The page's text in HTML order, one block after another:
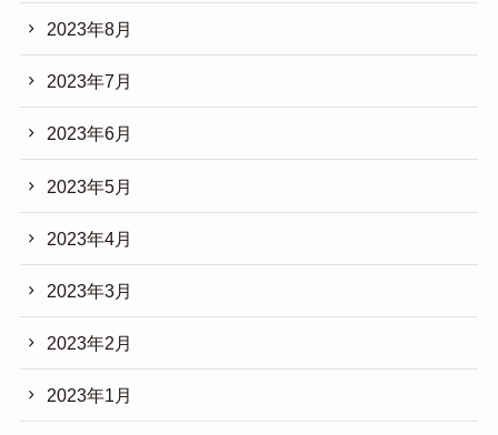
2023年8月
2023年7月
2023年6月
2023年5月
2023年4月
2023年3月
2023年2月
2023年1月